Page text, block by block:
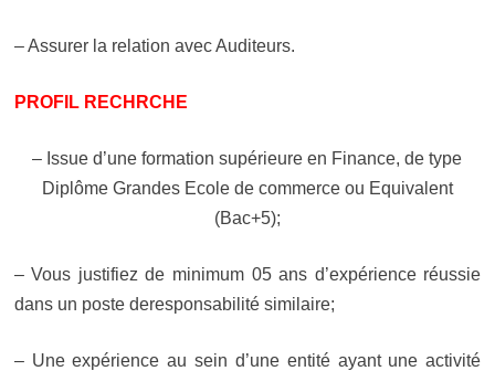
– Assurer la relation avec Auditeurs.
PROFIL RECHRCHE
– Issue d’une formation supérieure en Finance, de type
Diplôme Grandes Ecole de commerce ou Equivalent
(Bac+5);
– Vous justifiez de minimum 05 ans d’expérience réussie
dans un poste deresponsabilité similaire;
– Une expérience au sein d’une entité ayant une activité